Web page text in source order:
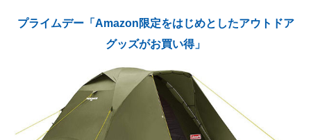
ビジネスと働き方のヒント
AI活用のいまが分かる
企業ITのトレンドを詳説
経営リーダーのコミュニティ
プライムデー「Amazon限定をはじめとしたアウトドア
グッズがお買い得」